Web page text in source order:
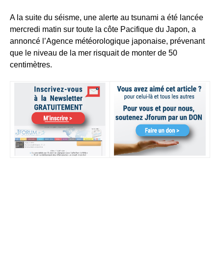
A la suite du séisme, une alerte au tsunami a été lancée
mercredi matin sur toute la côte Pacifique du Japon, a
annoncé l’Agence météorologique japonaise, prévenant
que le niveau de la mer risquait de monter de 50
centimètres.